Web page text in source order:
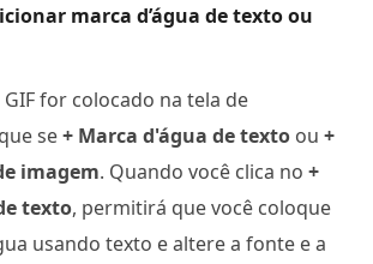
marca d’água de texto ou
for colocado na tela de
se+ Marca d'água de texto ou +
imagem. Quando você clica no +
texto, permitirá que você coloque
usando texto e altere a fonte e a